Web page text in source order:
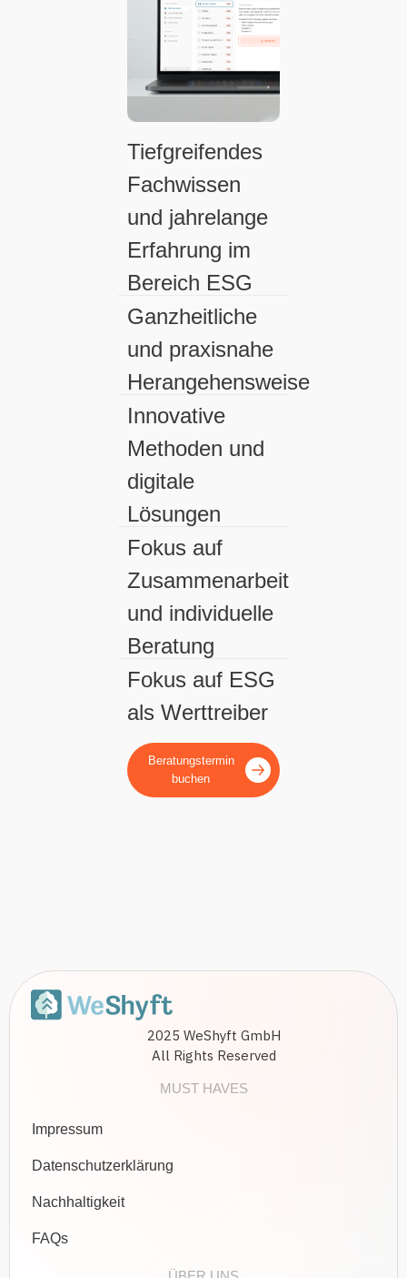
Tiefgreifendes
Fachwissen
und jahrelange
Erfahrung im
Bereich ESG
Ganzheitliche
und praxisnahe
Herangehensweise
Innovative
Methoden und
digitale
Lösungen
Fokus auf
Zusammenarbeit
und individuelle
Beratung
Fokus auf ESG
als Werttreiber
Beratungstermin
buchen
2025 WeShyft GmbH
All Rights Reserved
MUST HAVES
Impressum
Datenschutzerklärung
Nachhaltigkeit
FAQs